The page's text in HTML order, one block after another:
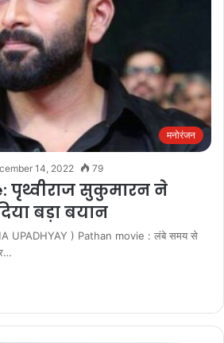
मनोरंजन
14, 2022 79
पृथ्वीराज सुकुमारन ने
बड़ा बयान
UPADHYAY ) Pathan movie : लंबे समय से